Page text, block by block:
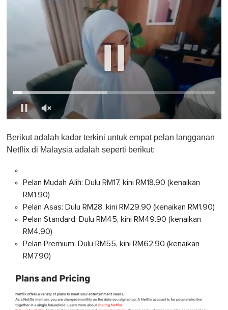
f
1
Berikut adalah kadar terkini untuk empat pelan langganan
Netflix di Malaysia adalah seperti berikut:
Pelan Mudah Alih: Dulu RM17, kini RM18.90 (kenaikan
RM1.90)
Pelan Asas: Dulu RM28, kini RM29.90 (kenaikan RM1.90)
Pelan Standard: Dulu RM45, kini RM49.90 (kenaikan
RM4.90)
Pelan Premium: Dulu RM55, kini RM62.90 (kenaikan
RM7.90)